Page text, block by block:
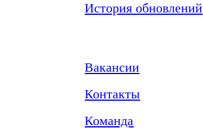
История обновлений
Вакансии
Контакты
Команда